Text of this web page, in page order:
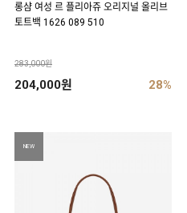
롱샴 여성 르 플리아쥬 오리지널 올리브
토트백 1626 089 510
283,000원
204,000원 28%
NEW